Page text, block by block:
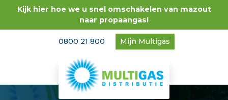
Kijk hier hoe we u snel omschakelen van mazout
naar propaangas!
0800 21 800 Mijn Multigas